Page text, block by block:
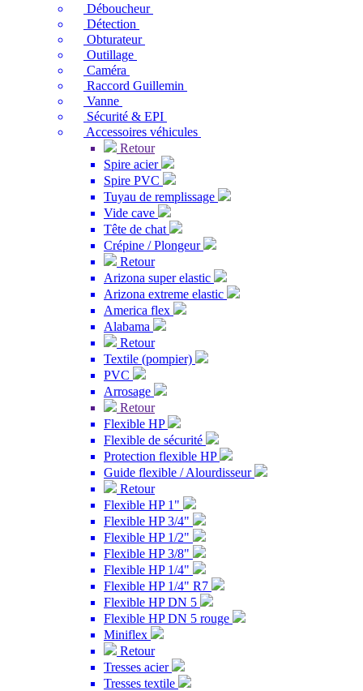
Déboucheur
Détection
Obturateur
Outillage
Caméra
Raccord Guillemin
Vanne
Sécurité & EPI
Accessoires véhicules
Retour
Spire acier
Spire PVC
Tuyau de remplissage
Vide cave
Tête de chat
Crépine / Plongeur
Retour
Arizona super elastic
Arizona extreme elastic
America flex
Alabama
Retour
Textile (pompier)
PVC
Arrosage
Retour
Flexible HP
Flexible de sécurité
Protection flexible HP
Guide flexible / Alourdisseur
Retour
Flexible HP 1"
Flexible HP 3/4"
Flexible HP 1/2"
Flexible HP 3/8"
Flexible HP 1/4"
Flexible HP 1/4" R7
Flexible HP DN 5
Flexible HP DN 5 rouge
Miniflex
Retour
Tresses acier
Tresses textile